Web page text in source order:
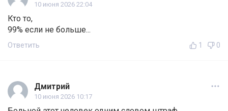
10 июня 2026 22:04
Кто то,
99% если не больше...
Ответить 1 0
Дмитрий
10 июня 2026 10:17